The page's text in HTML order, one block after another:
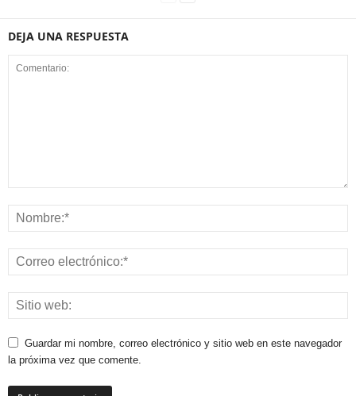
DEJA UNA RESPUESTA
Guardar mi nombre, correo electrónico y sitio web en este navegador
la próxima vez que comente.